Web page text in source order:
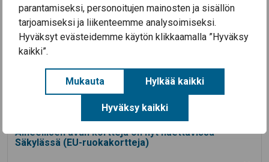
parantamiseksi, personoitujen mainosten ja sisällön
tarjoamiseksi ja liikenteemme analysoimiseksi.
Hyväksyt evästeidemme käytön klikkaamalla ”Hyväksy
kaikki”.
Mukauta Hylkää kaikki
Hyväksy kaikki
Ajankohtaista
3.8.2026
Koulutyö alkaa Säkylän kouluissa ke 12.8.2026
Aineellisen avun kortteja on nyt haettavissa
Säkylässä (EU-ruokakortteja)